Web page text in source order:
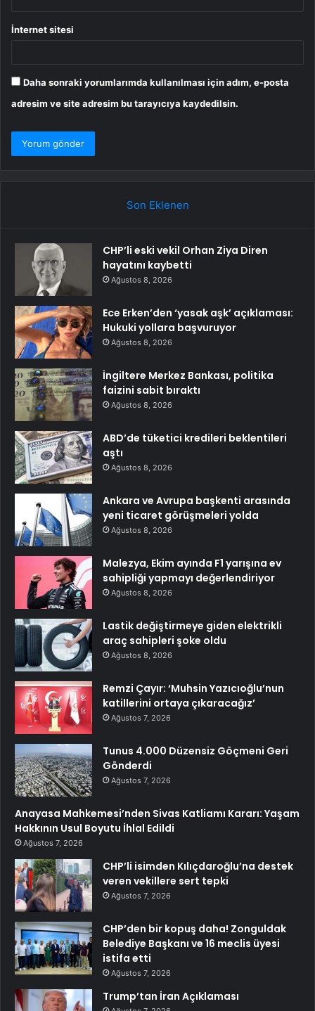
İnternet sitesi
Daha sonraki yorumlarımda kullanılması için adım, e-posta
adresim ve site adresim bu tarayıcıya kaydedilsin.
Son Eklenen
CHP’li eski vekil Orhan Ziya Diren
hayatını kaybetti
Ağustos 8, 2026
Ece Erken’den ‘yasak aşk’ açıklaması:
Hukuki yollara başvuruyor
Ağustos 8, 2026
İngiltere Merkez Bankası, politika
faizini sabit bıraktı
Ağustos 8, 2026
ABD’de tüketici kredileri beklentileri
aştı
Ağustos 8, 2026
Ankara ve Avrupa başkenti arasında
yeni ticaret görüşmeleri yolda
Ağustos 8, 2026
Malezya, Ekim ayında F1 yarışına ev
sahipliği yapmayı değerlendiriyor
Ağustos 8, 2026
Lastik değiştirmeye giden elektrikli
araç sahipleri şoke oldu
Ağustos 8, 2026
Remzi Çayır: ‘Muhsin Yazıcıoğlu’nun
katillerini ortaya çıkaracağız’
Ağustos 7, 2026
Tunus 4.000 Düzensiz Göçmeni Geri
Gönderdi
Ağustos 7, 2026
Anayasa Mahkemesi’nden Sivas Katliamı Kararı: Yaşam
Hakkının Usul Boyutu İhlal Edildi
Ağustos 7, 2026
CHP’li isimden Kılıçdaroğlu’na destek
veren vekillere sert tepki
Ağustos 7, 2026
CHP’den bir kopuş daha! Zonguldak
Belediye Başkanı ve 16 meclis üyesi
istifa etti
Ağustos 7, 2026
Trump’tan İran Açıklaması